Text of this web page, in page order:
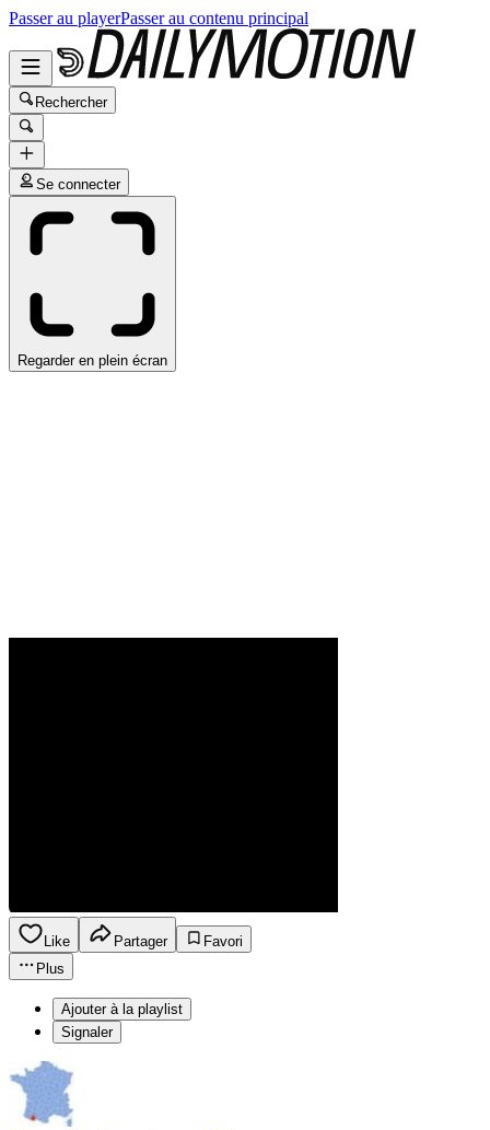
Passer au playerPasser au contenu principal
Rechercher
Se connecter
Regarder en plein écran
Like Partager
Favori
Plus
Ajouter à la playlist
Signaler